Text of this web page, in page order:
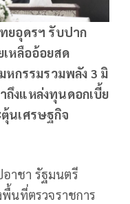
ทยอุดรฯ รับปาก
เหลืออ้อยสด
กรรมรวมพลัง 3 มิ
ถึงแหล่งทุนดอกเบี้ย
นเศรษฐกิจ
อาชา รัฐมนตรี
พื้นที่ตรวจราชการ